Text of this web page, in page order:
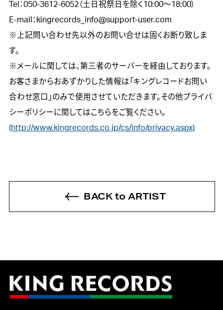
Tel：050-3612-6052（土日祝祭日を除く10:00〜18:00）
E-mail：kingrecords_info@support-user.com
※上記問い合わせ先以外のお問い合せは固くお断り致しま
す。
※メールに関しては、第三者のサーバーを経由しております。
お客さまからおあずかりした情報は「キングレコードお問い
合わせ窓口」のみで使用させていただきます。その他プライバ
(http://www.kingrecords.co.jp/cs/info/privacy.aspx)
BACK to ARTIST